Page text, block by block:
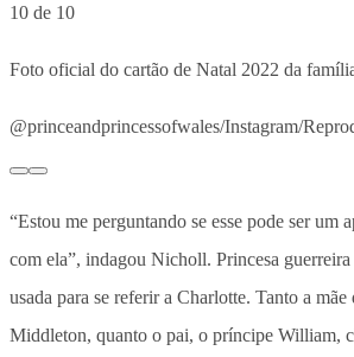
10 de 10
Foto oficial do cartão de Natal 2022 da
@princeandprincessofwales/Instagram/
“Estou me perguntando se esse pode ser um
com ela”, indagou Nicholl. Princesa
usada para se referir a Charlotte. Tanto a
Middleton, quanto o pai, o príncipe William,